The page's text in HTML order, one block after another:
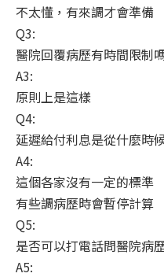
不太懂，有來調才會準備
Q3:
醫院回覆病歷有時間限制
A3:
原則上是這樣
Q4:
延遲給付利息是從什麼時
A4:
這個各家沒有一定的標準
有些調病歷時會暫停計算
Q5:
是否可以打電話問醫院病
A5: